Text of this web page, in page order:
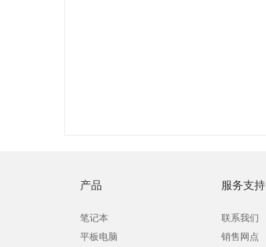
产品
笔记本
平板电脑
服务支持
联系我们
销售网点